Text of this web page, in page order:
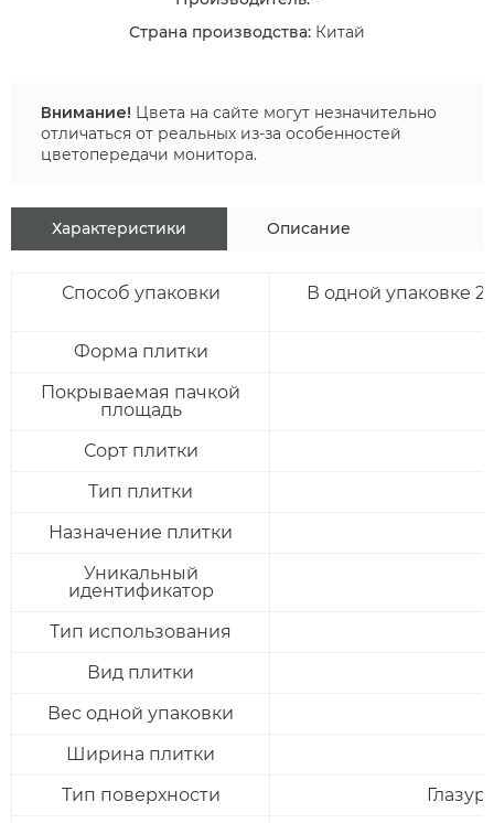
Страна производства: Китай
Внимание! Цвета на сайте могут незначительно
отличаться от реальных из-за особенностей
цветопередачи монитора.
Характеристики Описание
Способ упаковки В одной упаковке
Форма плитки
Покрываемая пачкой
площадь
Сорт плитки
Тип плитки
Назначение плитки
Уникальный
идентификатор
Тип использования
Вид плитки
Вес одной упаковки
Ширина плитки
Тип поверхности
ОСТАВИТЬ ЗАЯВКУ